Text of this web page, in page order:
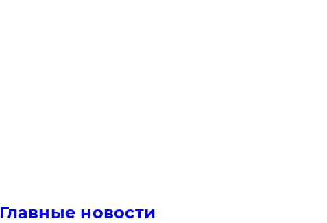
Главные новости